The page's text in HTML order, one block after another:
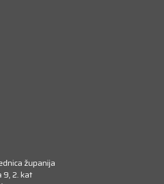
županija
9, 2. kat